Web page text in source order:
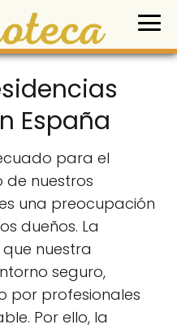
España
para el
nuestros
una preocupación
dueños. La
nuestra
seguro,
por profesionales
Por ello, la